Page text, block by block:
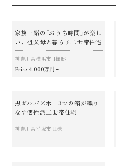
家族一緒の「おうち時間」が楽し
い、祖父母と暮らす二世帯住宅
神奈川県横浜市 I様邸
Price 4,000万円～
黒ガルバ×木 3つの箱が織り
なす個性派二世帯住宅
神奈川県平塚市 H様